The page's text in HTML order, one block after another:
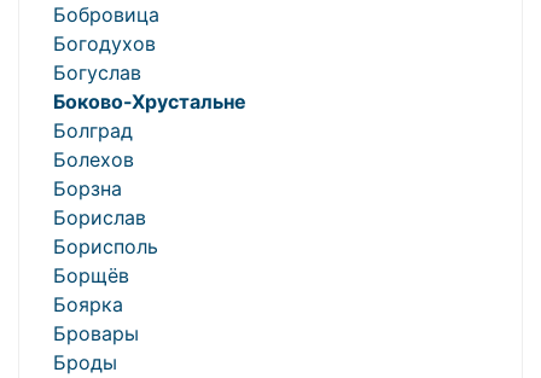
Бобровица
Богодухов
Богуслав
Боково-Хрустальне
Болград
Болехов
Борзна
Борислав
Борисполь
Борщёв
Боярка
Бровары
Броды